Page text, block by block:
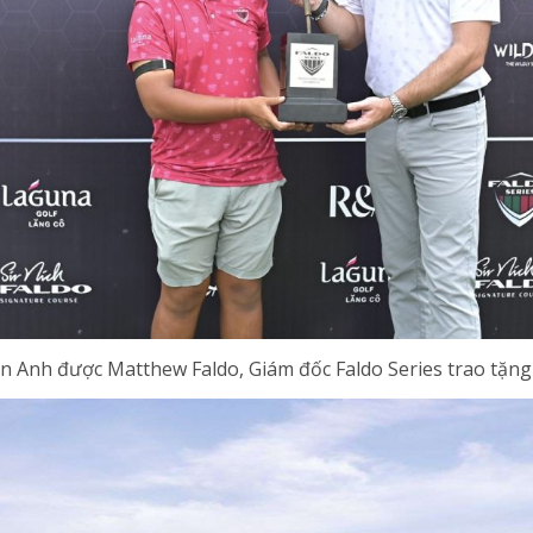
Anh được Matthew Faldo, Giám đốc Faldo Series trao